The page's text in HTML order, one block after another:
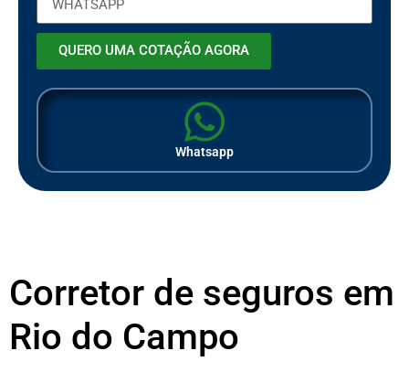
QUERO UMA COTAÇÃO AGORA
Whatsapp
Corretor de seguros em
Rio do Campo